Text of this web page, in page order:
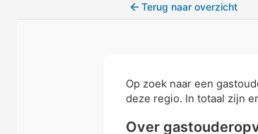
Terug naar overzicht
Op zoek naar een
deze regio. In totaal zijn
Over